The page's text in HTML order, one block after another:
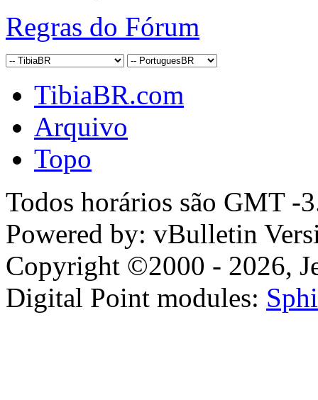
Regras do Fórum
TibiaBR.com
Arquivo
Topo
Todos horários são GMT -
Powered by: vBulletin
Copyright ©2000 - 2026,
Digital Point modules: